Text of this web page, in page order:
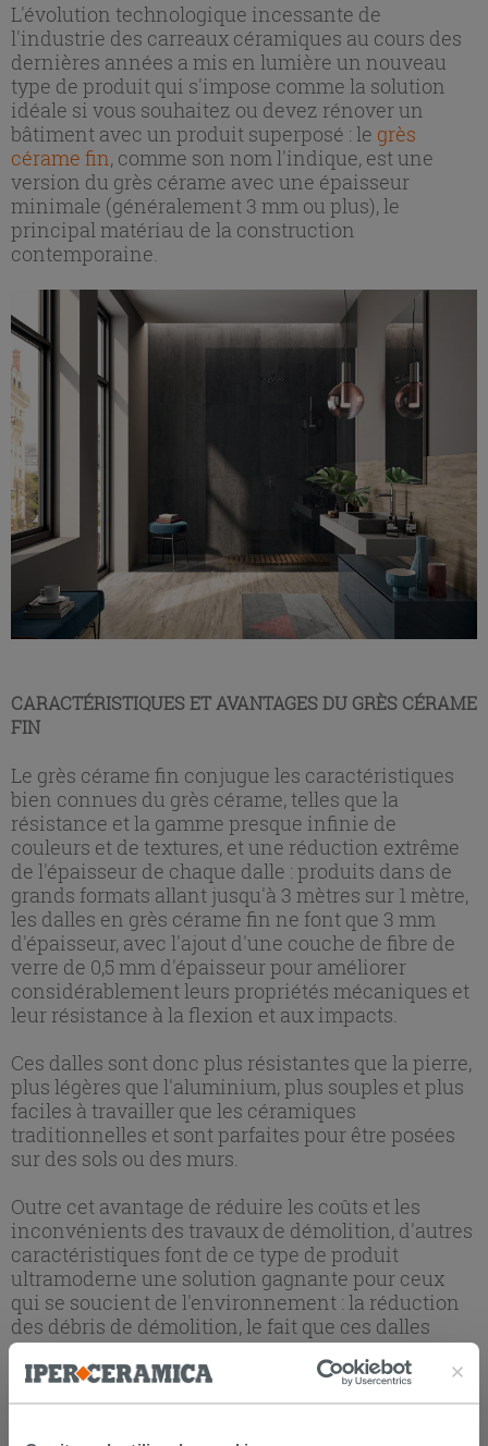
L'évolution technologique incessante de
l'industrie des carreaux céramiques au cours des
dernières années a mis en lumière un nouveau
type de produit qui s'impose comme la solution
idéale si vous souhaitez ou devez rénover un
bâtiment avec un produit superposé : le grès
cérame fin, comme son nom l'indique, est une
version du grès cérame avec une épaisseur
minimale (généralement 3 mm ou plus), le
principal matériau de la construction
contemporaine.
CARACTÉRISTIQUES ET AVANTAGES DU GRÈS CÉRAME
FIN
Le grès cérame fin conjugue les caractéristiques
bien connues du grès cérame, telles que la
résistance et la gamme presque infinie de
couleurs et de textures, et une réduction extrême
de l'épaisseur de chaque dalle : produits dans de
grands formats allant jusqu'à 3 mètres sur 1 mètre,
les dalles en grès cérame fin ne font que 3 mm
d'épaisseur, avec l'ajout d'une couche de fibre de
verre de 0,5 mm d'épaisseur pour améliorer
considérablement leurs propriétés mécaniques et
leur résistance à la flexion et aux impacts.
Ces dalles sont donc plus résistantes que la pierre,
plus légères que l'aluminium, plus souples et plus
faciles à travailler que les céramiques
traditionnelles et sont parfaites pour être posées
sur des sols ou des murs.
Outre cet avantage de réduire les coûts et les
inconvénients des travaux de démolition, d'autres
caractéristiques font de ce type de produit
ultramoderne une solution gagnante pour ceux
qui se soucient de l'environnement : la réduction
des débris de démolition, le fait que ces dalles
soient fabriquées à partir de matières premières
entièrement recyclables et la réduction de
l'espace nécessaire au stockage et au transport